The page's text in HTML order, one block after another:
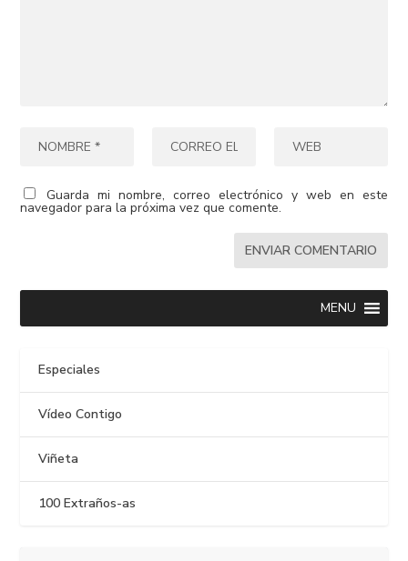
Guarda mi nombre, correo electrónico y web en este
navegador para la próxima vez que comente.
MENU
Especiales
Vídeo Contigo
Viñeta
100 Extraños-as